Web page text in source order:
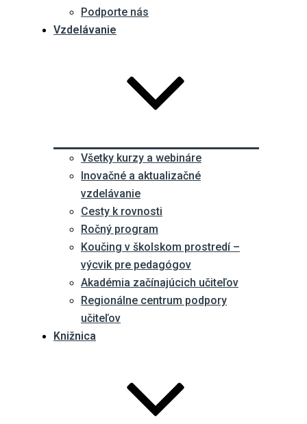
Podporte nás
Vzdelávanie
Všetky kurzy a webináre
Inovačné a aktualizačné
vzdelávanie
Cesty k rovnosti
Ročný program
Koučing v školskom prostredí –
výcvik pre pedagógov
Akadémia začínajúcich učiteľov
Regionálne centrum podpory
učiteľov
Knižnica